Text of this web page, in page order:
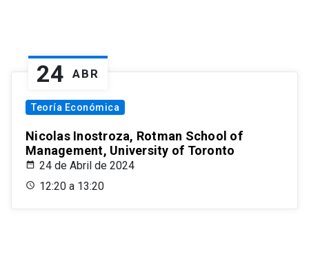
24 ABR
Teoría Económica
Nicolas Inostroza, Rotman School of
Management, University of Toronto
24 de Abril de 2024
12:20 a 13:20